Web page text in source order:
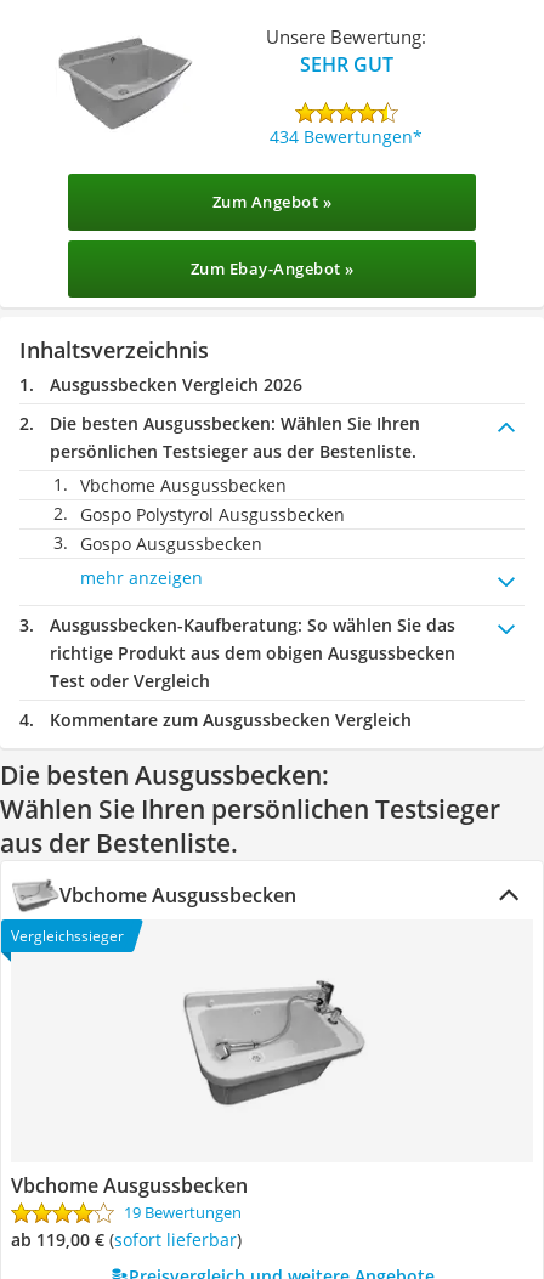
Unsere Bewertung:
SEHR GUT
434 Bewertungen
Zum Angebot »
Zum Ebay-Angebot »
Inhaltsverzeichnis
Ausgussbecken Vergleich 2026
Die besten Ausgussbecken: Wählen Sie Ihren
persönlichen Testsieger aus der Bestenliste.
Vbchome Ausgussbecken
Gospo Polystyrol Ausgussbecken
Gospo Ausgussbecken
mehr anzeigen
Ausgussbecken-Kaufberatung: So wählen Sie das
richtige Produkt aus dem obigen Ausgussbecken
Test oder Vergleich
Kommentare zum Ausgussbecken Vergleich
Die besten Ausgussbecken:
Wählen Sie Ihren persönlichen Testsieger
aus der Bestenliste.
Vbchome Ausgussbecken
Vergleichssieger
Vbchome Ausgussbecken
19 Bewertungen
ab 119,00 € ( Sofort lieferbar)